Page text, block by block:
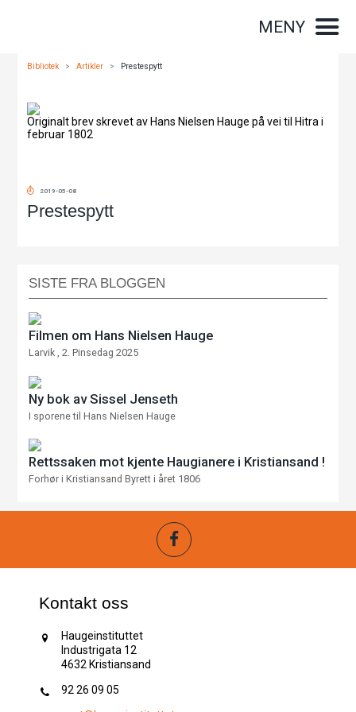
MENY
Bibliotek > Artikler > Prestespytt
Originalt brev skrevet av Hans Nielsen Hauge på vei til Hitra i
februar 1802
2019-05-08
Prestespytt
SISTE FRA BLOGGEN
Filmen om Hans Nielsen Hauge
Larvik , 2. Pinsedag 2025
Ny bok av Sissel Jenseth
I sporene til Hans Nielsen Hauge
Rettssaken mot kjente Haugianere i Kristiansand !
Forhør i Kristiansand Byrett i året 1806
Kontakt oss
Haugeinstituttet
Industrigata 12
4632 Kristiansand
92 26 09 05